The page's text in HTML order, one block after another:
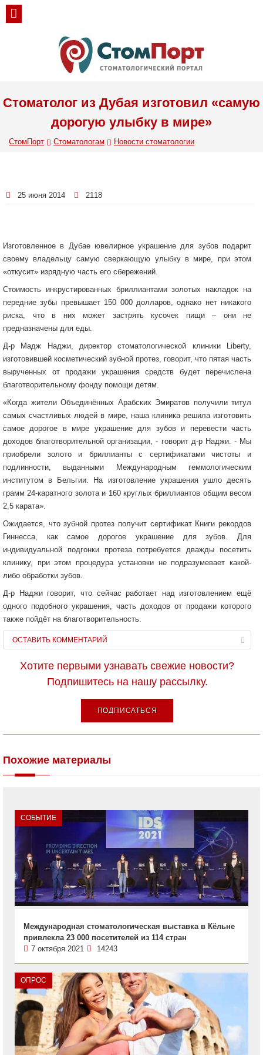
Стоматолог из Дубая изготовил «самую
дорогую улыбку в мире»
СтомПорт Стоматологам Новости стоматологии
25 июня 2014 2118
Изготовленное в Дубае ювелирное украшение для зубов подарит
своему владельцу самую сверкающую улыбку в мире, при этом
«откусит» изрядную часть его сбережений.
Стоимость инкрустированных бриллиантами золотых накладок на
передние зубы превышает 150 000 долларов, однако нет никакого
риска, что в них может застрять кусочек пищи – они не
предназначены для еды.
Д-р Мадж Наджи, директор стоматологической клиники Liberty,
изготовившей косметический зубной протез, говорит, что пятая часть
вырученных от продажи украшения средств будет перечислена
благотворительному фонду помощи детям.
«Когда жители Объединённых Арабских Эмиратов получили титул
самых счастливых людей в мире, наша клиника решила изготовить
самое дорогое в мире украшение для зубов и перевести часть
доходов благотворительной организации, - говорит д-р Наджи. - Мы
приобрели золото и бриллианты с сертификатами чистоты и
подлинности, выданными Международным геммологическим
институтом в Бельгии. На изготовление украшения ушло десять
грамм 24-каратного золота и 160 круглых бриллиантов общим весом
2,5 карата».
Ожидается, что зубной протез получит сертификат Книги рекордов
Гиннесса, как самое дорогое украшение для зубов. Для
индивидуальной подгонки протеза потребуется дважды посетить
клинику, при этом процедура установки не подразумевает какой-
либо обработки зубов.
Д-р Наджи говорит, что сейчас работает над изготовлением ещё
одного подобного украшения, часть доходов от продажи которого
также пойдёт на благотворительность.
ОСТАВИТЬ КОММЕНТАРИЙ
Хотите первыми узнавать свежие новости?
Подпишитесь на нашу рассылку.
ПОДПИСАТЬСЯ
Похожие материалы
СОБЫТИЕ
Международная стоматологическая выставка в Кёльне
привлекла 23 000 посетителей из 114 стран
7 октября 2021
14243
ОПРОС